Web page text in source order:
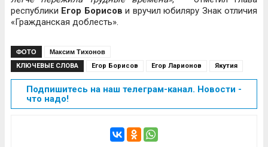
республики Егор Борисов и вручил юбиляру Знак отличия
«Гражданская доблесть».
ФОТО Максим Тихонов
КЛЮЧЕВЫЕ СЛОВА Егор Борисов Егор Ларионов Якутия
Подпишитесь на наш телеграм-канал. Новости -
что надо!